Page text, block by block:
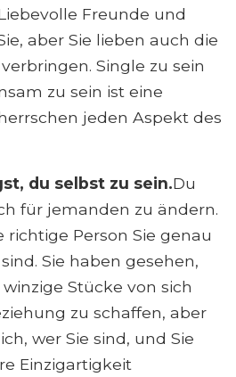
Freunde und
aber Sie lieben auch die
Single zu sein
zu sein ist eine
jeden Aspekt des
du selbst zu sein.Du
für jemanden zu ändern.
richtige Person Sie genau
Sie haben gesehen,
Stücke von sich
zu schaffen, aber
wer Sie sind, und Sie
Einzigartigkeit